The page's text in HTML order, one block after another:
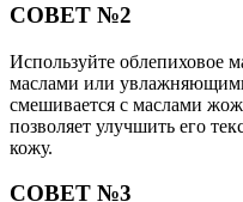
СОВЕТ №2
Используйте облепиховое
маслами или
смешивается с маслами
позволяет улучшить его
кожу.
СОВЕТ №3